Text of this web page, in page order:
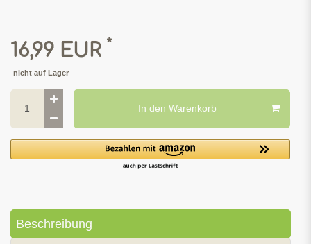
16,99 EUR *
nicht auf Lager
In den Warenkorb
Beschreibung